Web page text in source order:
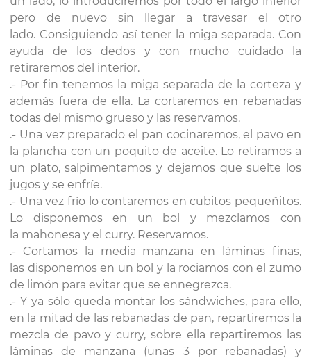
pero de nuevo sin llegar a travesar el otro
lado. Consiguiendo así tener la miga separada. Con
ayuda de los dedos y con mucho cuidado la
retiraremos del interior.
.- Por fin tenemos la miga separada de la corteza y
además fuera de ella. La cortaremos en rebanadas
todas del mismo grueso y las reservamos.
.- Una vez preparado el pan cocinaremos, el pavo en
la plancha con un poquito de aceite. Lo retiramos a
un plato, salpimentamos y dejamos que suelte los
jugos y se enfríe.
.- Una vez frío lo contaremos en cubitos pequeñitos.
Lo disponemos en un bol y mezclamos con
la mahonesa y el curry. Reservamos.
.- Cortamos la media manzana en láminas finas,
las disponemosen un bol y la rociamos con el zumo
de limón para evitar que se ennegrezca.
.- Y ya sólo queda montar lossándwiches, para ello,
en la mitad de las rebanadas de pan, repartiremos la
mezcla de pavo y curry, sobre ella repartiremos las
láminas de manzana (unas 3 por rebanadas) y